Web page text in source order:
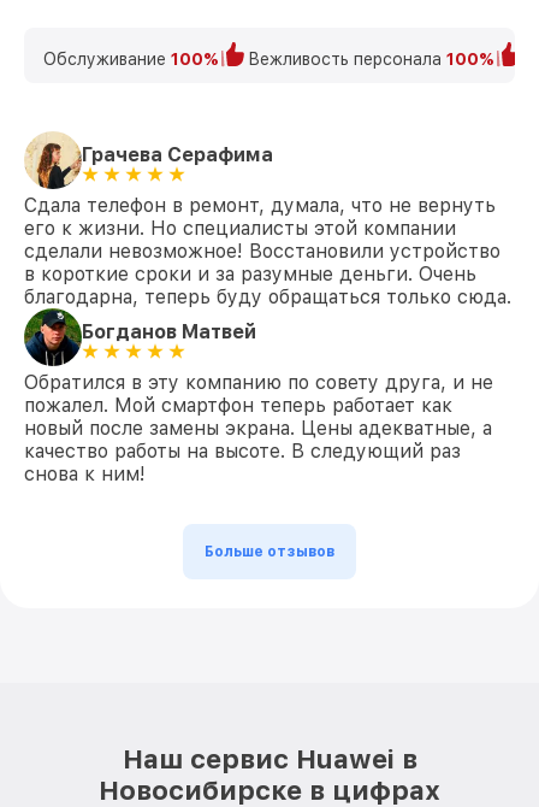
Обслуживание 100% Вежливость персонала 100%
Грачева Серафима
Сдала телефон в ремонт, думала, что не вернуть
его к жизни. Но специалисты этой компании
сделали невозможное! Восстановили устройство
в короткие сроки и за разумные деньги. Очень
благодарна, теперь буду обращаться только сюда.
Богданов Матвей
Обратился в эту компанию по совету друга, и не
пожалел. Мой смартфон теперь работает как
новый после замены экрана. Цены адекватные, а
качество работы на высоте. В следующий раз
снова к ним!
Больше отзывов
Наш сервис Huawei в
Новосибирске в цифрах